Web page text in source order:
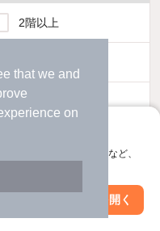
that we and
on
お部屋探し
検索やお気に入り保存など、
アプリを開く
2階以上
独立洗面台
追焚き機能
絞り込み条件を変更